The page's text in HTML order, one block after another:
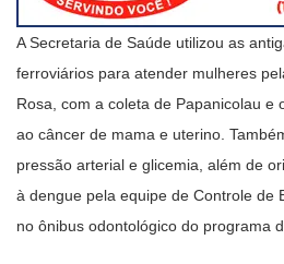
A Secretaria de Saúde utilizou as
ferroviários para atender mulheres
Rosa, com a coleta de Papanicolau e
ao câncer de mama e uterino.
pressão arterial e glicemia, além de
à dengue pela equipe de Controle de
no ônibus odontológico do programa